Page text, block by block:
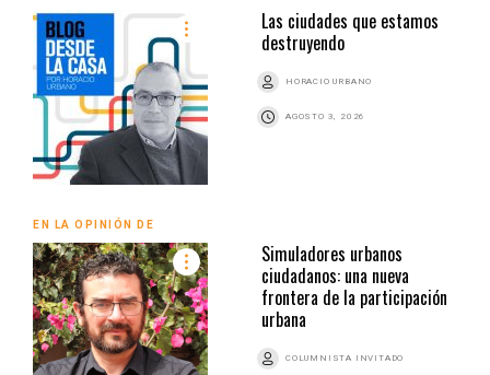
Las ciudades que estamos
destruyendo
HORACIO URBANO
AGOSTO 3, 2026
EN LA OPINIÓN DE
Simuladores urbanos
ciudadanos: una nueva
frontera de la participación
urbana
COLUMNISTA INVITADO